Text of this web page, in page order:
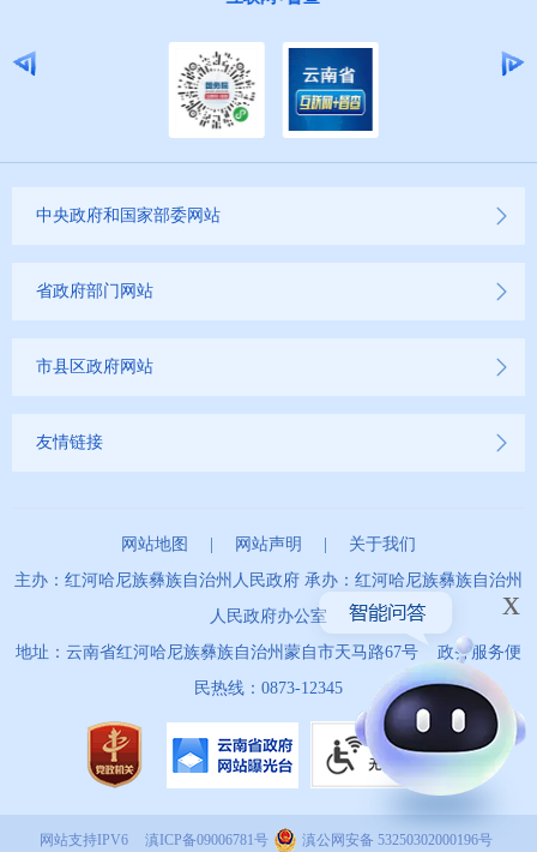
中央政府和国家部委网站
省政府部门网站
市县区政府网站
友情链接
网站地图 网站声明
关于我们
主办：红河哈尼族彝族自治州人民政府 承办：红河哈尼族彝族自治州
人民政府办公室
地址：云南省红河哈尼族彝族自治州蒙自市天马路67号 政务服务便
民热线：0873-12345
x
网站支持IPV6 滇ICP备09006781号 滇公网安备 53250302000196号